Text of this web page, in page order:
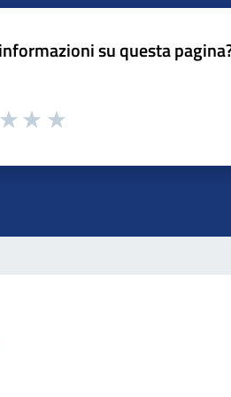
su questa